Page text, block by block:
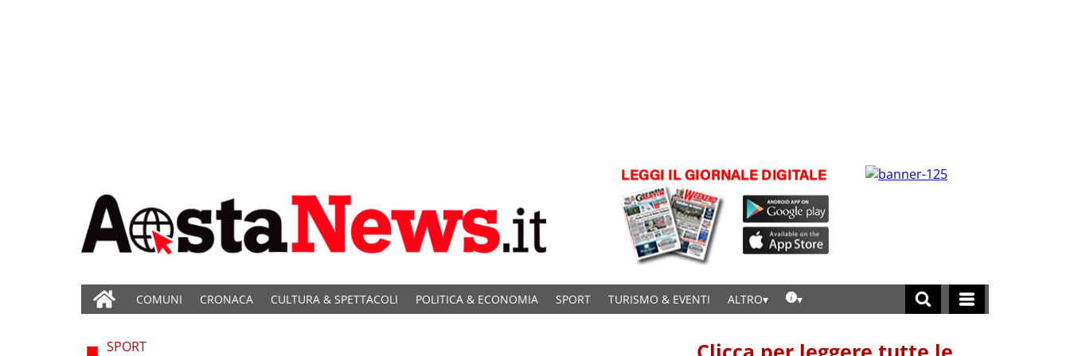
COMUNI CRONACA CULTURA & SPETTACOLI POLITICA & ECONOMIA SPORT TURISMO & EVENTI ALTRO
SPORT